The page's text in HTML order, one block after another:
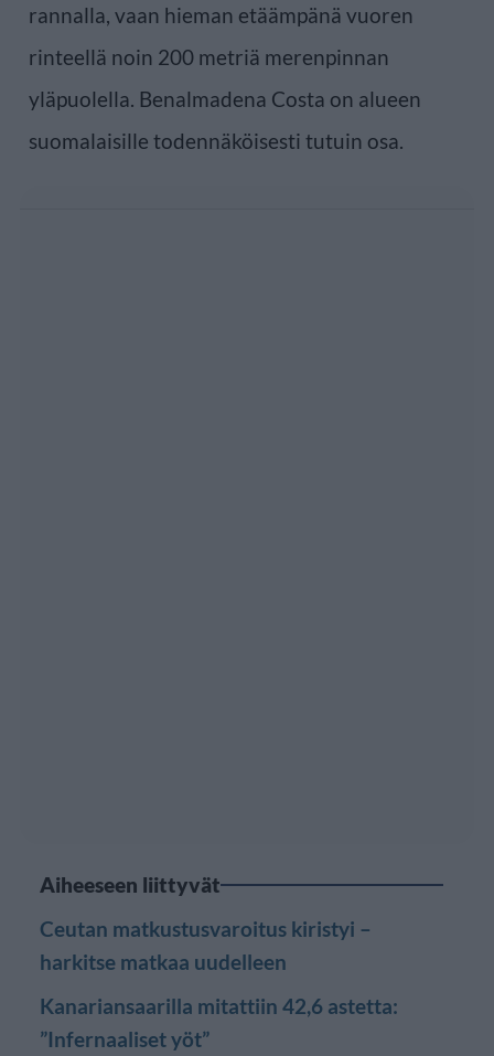
rannalla, vaan hieman etäämpänä vuoren
rinteellä noin 200 metriä merenpinnan
yläpuolella. Benalmadena Costa on alueen
suomalaisille todennäköisesti tutuin osa.
Aiheeseen liittyvät
Ceutan matkustusvaroitus kiristyi –
harkitse matkaa uudelleen
Kanariansaarilla mitattiin 42,6 astetta:
”Infernaaliset yöt”